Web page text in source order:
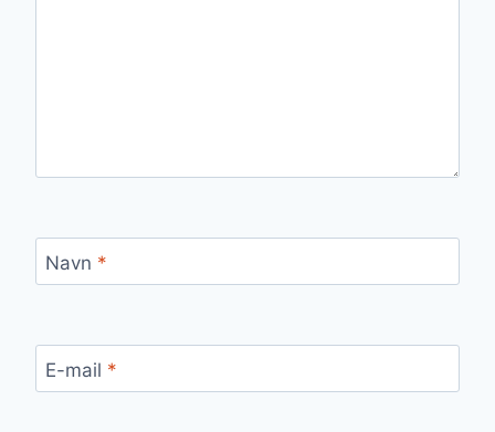
Navn *
E-mail *